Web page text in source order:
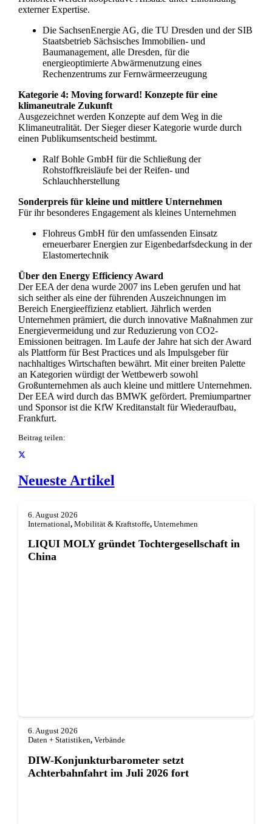
externer Expertise.
Die SachsenEnergie AG, die TU Dresden und der SIB
Staatsbetrieb Sächsisches Immobilien- und
Baumanagement, alle Dresden, für die
energieoptimierte Abwärmenutzung eines
Rechenzentrums zur Fernwärmeerzeugung
Kategorie 4: Moving forward! Konzepte für eine
klimaneutrale Zukunft
Ausgezeichnet werden Konzepte auf dem Weg in die
Klimaneutralität. Der Sieger dieser Kategorie wurde durch
einen Publikumsentscheid bestimmt.
Ralf Bohle GmbH für die Schließung der
Rohstoffkreisläufe bei der Reifen- und
Schlauchherstellung
Sonderpreis für kleine und mittlere Unternehmen
Für ihr besonderes Engagement als kleines Unternehmen
Flohreus GmbH für den umfassenden Einsatz
erneuerbarer Energien zur Eigenbedarfsdeckung in der
Elastomertechnik
Über den Energy Efficiency Award
Der EEA der dena wurde 2007 ins Leben gerufen und hat
sich seither als eine der führenden Auszeichnungen im
Bereich Energieeffizienz etabliert. Jährlich werden
Unternehmen prämiert, die durch innovative Maßnahmen zur
Energievermeidung und zur Reduzierung von CO2-
Emissionen beitragen. Im Laufe der Jahre hat sich der Award
als Plattform für Best Practices und als Impulsgeber für
nachhaltiges Wirtschaften bewährt. Mit einer breiten Palette
an Kategorien würdigt der Wettbewerb sowohl
Großunternehmen als auch kleine und mittlere Unternehmen.
Der EEA wird durch das BMWK gefördert. Premiumpartner
und Sponsor ist die KfW Kreditanstalt für Wiederaufbau,
Frankfurt.
Beitrag teilen:
Neueste Artikel
6. August 2026
International, Mobilität & Kraftstoffe, Unternehmen
LIQUI MOLY gründet Tochterge­sellschaft in
China
6. August 2026
Daten + Statistiken, Verbände
DIW-Konjunkturbarometer setzt
Achterbahnfahrt im Juli 2026 fort